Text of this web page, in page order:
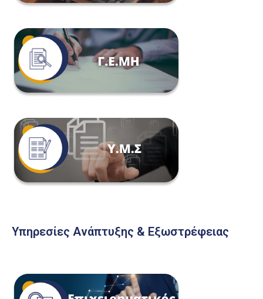
Υπηρεσίες Ανάπτυξης & Εξωστρέφειας